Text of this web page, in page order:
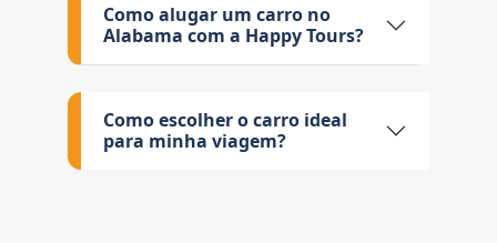
Como alugar um carro no
Alabama com a Happy Tours?
Como escolher o carro ideal
para minha viagem?